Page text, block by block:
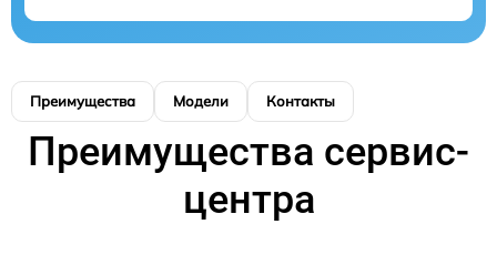
Преимущества Модели Контакты
Преимущества сервис-
центра